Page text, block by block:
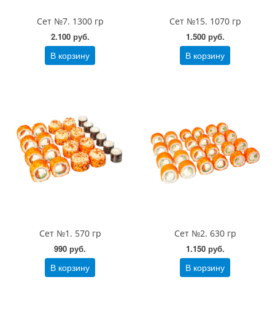
Сет №7. 1300 гр
2.100 руб.
В корзину
Сет №15. 1070 гр
1.500 руб.
В корзину
Сет №1. 570 гр
990 руб.
В корзину
Сет №2. 630 гр
1.150 руб.
В корзину